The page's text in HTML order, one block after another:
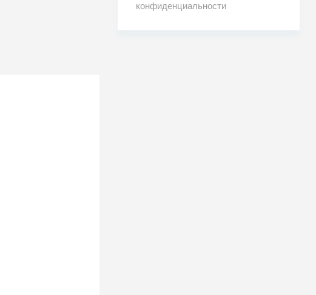
конфиденциальности